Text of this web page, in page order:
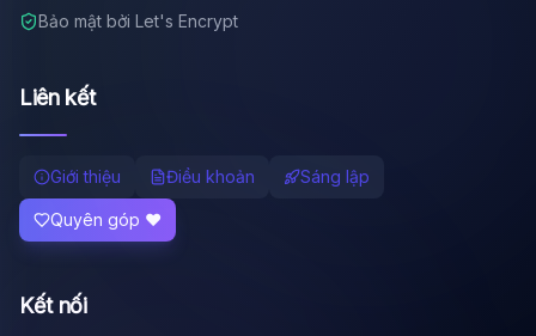
Bảo mật bởi Let's Encrypt
Liên kết
Giới thiệu Điều khoản Sáng lập
Quyên góp ❤️
Kết nối